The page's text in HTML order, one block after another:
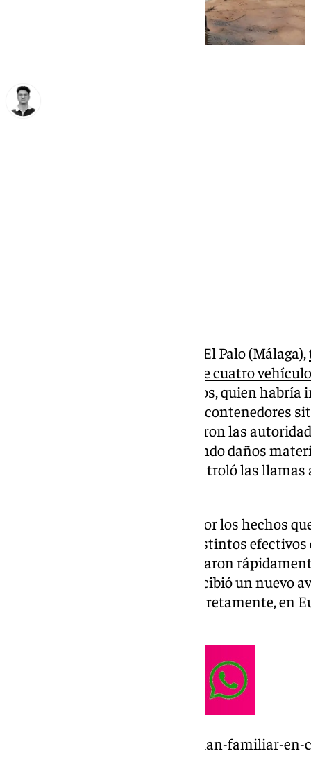
Nuevo suceso en la barriada de El Palo (Málaga),
durante la pasada semana entre cuatro
detención de un varón de 65 años, quien
tras provocar tres incendios en contenedores
ciudad. Además, según informaron las
manipulaba otros dos, provocando daños
servicios llegó con rapidez y controló las
La primera llamada se realizó por los hechos
avenida de Salvador Allende. Distintos
Cuerpo de Bomberos se desplazaron
fuego. Minutos más tarde, se recibió un nuevo
otra calle del Distrito Este, concretamente, en
https://www.101tv.es/cae-un-clan-familiar-